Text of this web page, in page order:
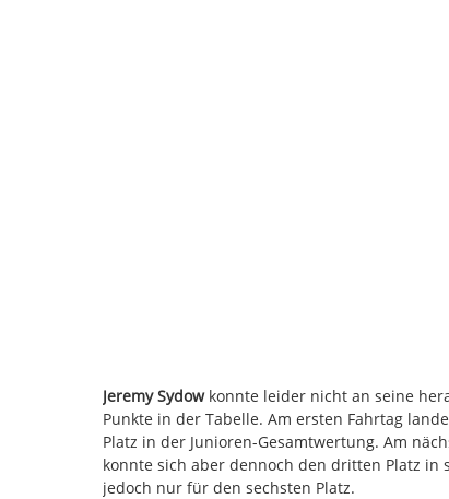
Jeremy Sydowkonnte leider nicht an seine
Punkte in der Tabelle. Am ersten Fahrtag
Platz in der Junioren-Gesamtwertung. Am
konnte sich aber dennoch den dritten Platz in
jedoch nur für den sechsten Platz.